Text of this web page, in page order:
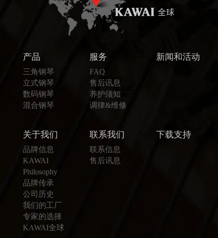
产品
三角钢琴
立式钢琴
数码钢琴
混合钢琴
服务
FAQ
售后讯息
养护须知
调律&维修
新闻和活动
关于我们
品牌信息
KAWAI
Philosophy
品牌传承
公司历史
我们的工厂
专家的选择
KAWAI全球
联系我们
联系信息
售后讯息
下载支持